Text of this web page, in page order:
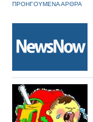
ΠΡΟΗΓΟΥΜΕΝΑ ΑΡΘΡΑ